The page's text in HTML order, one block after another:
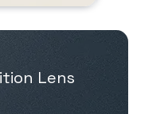
Lens